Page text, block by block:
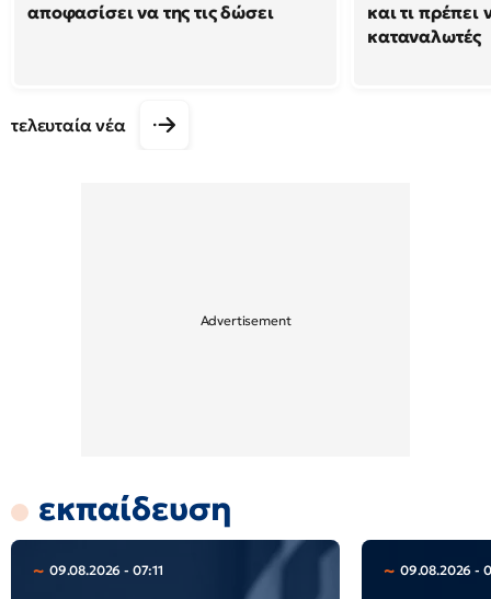
αποφασίσει να της τις δώσει
και τι πρέπει
καταναλωτές
τελευταία νέα
εκπαίδευση
09.08.2026 - 07:11 09.08.2026 -